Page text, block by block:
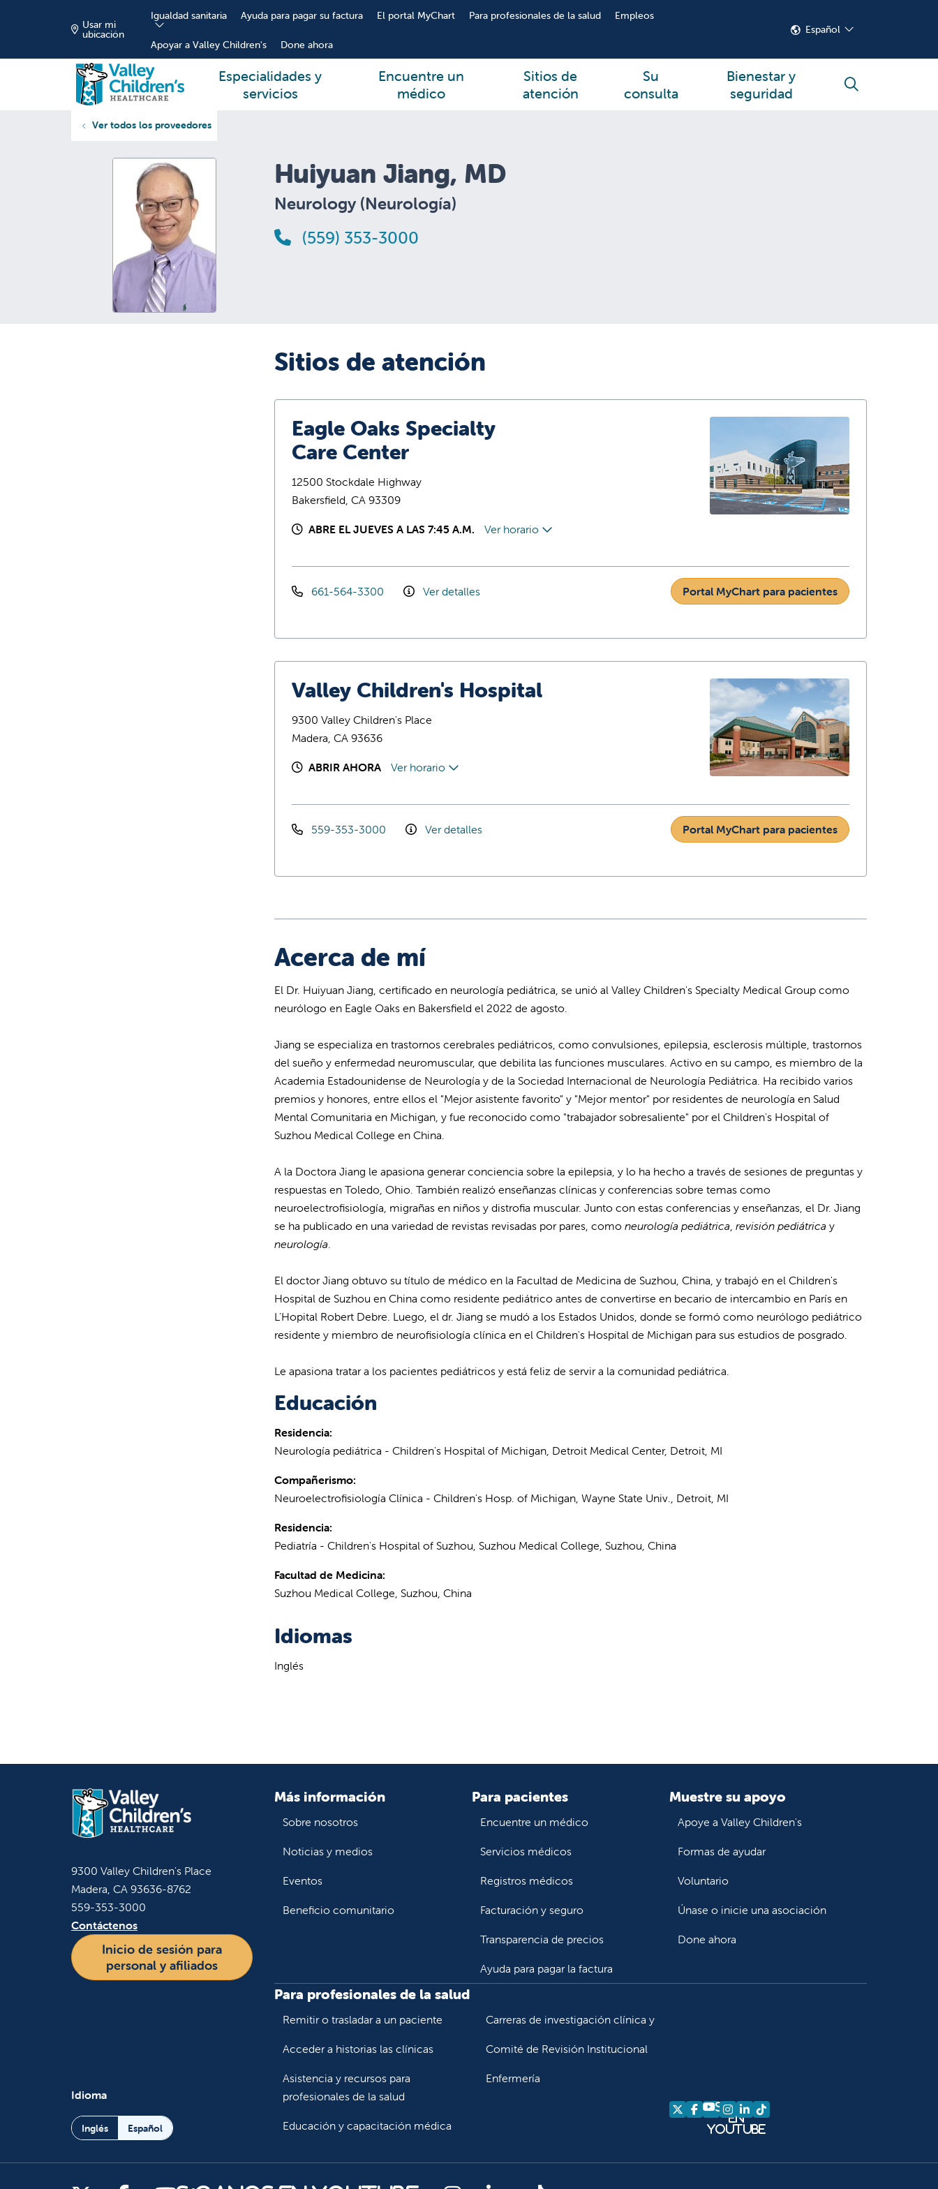
Usar mi
ubicación
Igualdad sanitaria Ayuda para pagar su factura El portal MyChart Para profesionales de la salud Empleos
Apoyar a Valley Children's Done ahora
Español
Especialidades y
servicios
Encuentre un
médico
Sitios de
atención
Su
consulta
Bienestar y
seguridad
buscar
Ver todos los proveedores
Huiyuan Jiang, MD
Neurology (Neurología)
(559) 353-3000
Sitios de atención
Eagle Oaks Specialty
Care Center
12500 Stockdale Highway
Bakersfield, CA 93309
ABRE EL JUEVES A LAS 7:45 A.M. Ver horario
661-564-3300 Ver detalles Portal MyChart para pacientes
Valley Children's Hospital
9300 Valley Children's Place
Madera, CA 93636
ABRIR AHORA Ver horario
559-353-3000 Ver detalles Portal MyChart para pacientes
Acerca de mí
El Dr. Huiyuan Jiang, certificado en neurología pediátrica, se unió al Valley Children's Specialty Medical Group como
neurólogo en Eagle Oaks en Bakersfield el 2022 de agosto.
Jiang se especializa en trastornos cerebrales pediátricos, como convulsiones, epilepsia, esclerosis múltiple, trastornos
del sueño y enfermedad neuromuscular, que debilita las funciones musculares. Activo en su campo, es miembro de la
Academia Estadounidense de Neurología y de la Sociedad Internacional de Neurología Pediátrica. Ha recibido varios
premios y honores, entre ellos el "Mejor asistente favorito" y "Mejor mentor" por residentes de neurología en Salud
Mental Comunitaria en Michigan, y fue reconocido como "trabajador sobresaliente" por el Children's Hospital of
Suzhou Medical College en China.
A la Doctora Jiang le apasiona generar conciencia sobre la epilepsia, y lo ha hecho a través de sesiones de preguntas y
respuestas en Toledo, Ohio. También realizó enseñanzas clínicas y conferencias sobre temas como
neuroelectrofisiología, migrañas en niños y distrofia muscular. Junto con estas conferencias y enseñanzas, el Dr. Jiang
se ha publicado en una variedad de revistas revisadas por pares, como neurología pediátrica, revisión pediátrica y
neurología.
El doctor Jiang obtuvo su título de médico en la Facultad de Medicina de Suzhou, China, y trabajó en el Children's
Hospital de Suzhou en China como residente pediátrico antes de convertirse en becario de intercambio en París en
L'Hopital Robert Debre. Luego, el dr. Jiang se mudó a los Estados Unidos, donde se formó como neurólogo pediátrico
residente y miembro de neurofisiología clínica en el Children's Hospital de Michigan para sus estudios de posgrado.
Le apasiona tratar a los pacientes pediátricos y está feliz de servir a la comunidad pediátrica.
Educación
Residencia:
Neurología pediátrica - Children's Hospital of Michigan, Detroit Medical Center, Detroit, MI
Compañerismo:
Neuroelectrofisiología Clínica - Children's Hosp. of Michigan, Wayne State Univ., Detroit, MI
Residencia:
Pediatría - Children's Hospital of Suzhou, Suzhou Medical College, Suzhou, China
Facultad de Medicina:
Suzhou Medical College, Suzhou, China
Idiomas
Inglés
9300 Valley Children's Place
Madera, CA 93636-8762
559-353-3000
Contáctenos
Inicio de sesión para
personal y afiliados
Idioma
Inglés Español
Más información
Sobre nosotros
Noticias y medios
Eventos
Beneficio comunitario
Para pacientes
Encuentre un médico
Servicios médicos
Registros médicos
Facturación y seguro
Transparencia de precios
Ayuda para pagar la factura
Muestre su apoyo
Apoye a Valley Children's
Formas de ayudar
Voluntario
Únase o inicie una asociación
Done ahora
Para profesionales de la salud
Remitir o trasladar a un paciente
Acceder a historias las clínicas
Asistencia y recursos para
profesionales de la salud
Educación y capacitación médica
Carreras de investigación clínica y
Comité de Revisión Institucional
Enfermería
Síganos en X
Síganos en Facebook
Síganos
en
YouTube
Síganos en Instagram
Síganos en LinkedIn
Síganos en TikTok